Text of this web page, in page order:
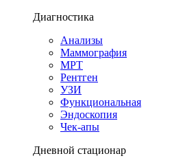
Диагностика
Анализы
Маммография
МРТ
Рентген
УЗИ
Функциональная
Эндоскопия
Чек-апы
Дневной стационар